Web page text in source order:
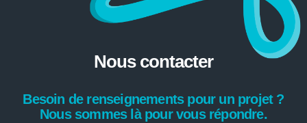
Nous contacter
Besoin de renseignements pour un projet ?
Nous sommes là pour vous répondre.